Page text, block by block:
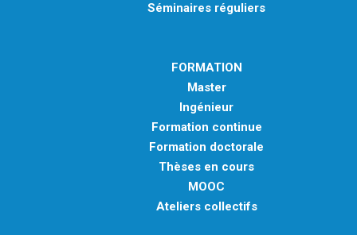
Séminaires réguliers
FORMATION
Master
Ingénieur
Formation continue
Formation doctorale
Thèses en cours
MOOC
Ateliers collectifs